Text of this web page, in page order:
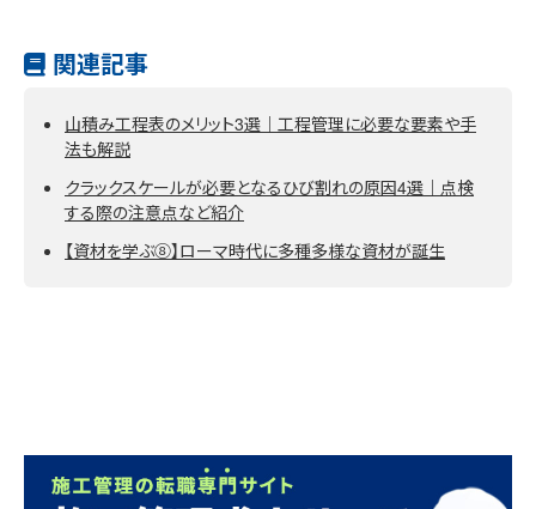
関連記事
山積み工程表のメリット3選｜工程管理に必要な要素や手
法も解説
クラックスケールが必要となるひび割れの原因4選｜点検
する際の注意点など紹介
【資材を学ぶ⑧】ローマ時代に多種多様な資材が誕生